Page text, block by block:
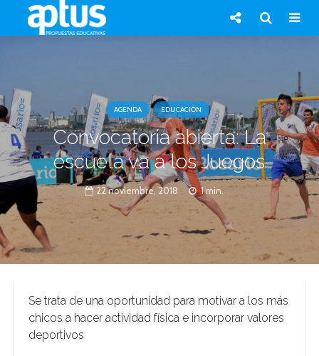
AGENDA EDUCACIÓN
Convocatoria abierta: La
escuela va a los Juegos
22 noviembre, 2018 1 min.
Se trata de una oportunidad para motivar a los más
chicos a hacer actividad física e incorporar valores
deportivos